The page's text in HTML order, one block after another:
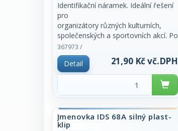
Identifikační náramek. Ideální řešení
pro
organizátory různých kulturních,
společenských a sportovních akcí. Po
uzavření
nelze odstranit bez poškození.
Minimální množství k odběru je 10
kusů, dále vždy
po 10 kusech. Rozměr 2,5 x 25,5
cm. Možnosti potisku, digitální tisk.
Plocha k
potisku 1,7 x 11 cm. Balení obsahuje
10 kusů. Cena za kus.
367973 /
Detail 21,90 Kč vč.DPH
Jmenovka IDS 68A silný plast-
klip